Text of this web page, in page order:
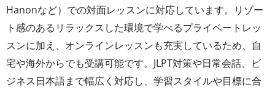
Hanonなど）での対面レッスンに対応しています。リゾー
ト感のあるリラックスした環境で学べるプライベートレッ
スンに加え、オンラインレッスンも充実しているため、自
宅や海外からでも受講可能です。JLPT対策や日常会話、ビ
ジネス日本語まで幅広く対応し、学習スタイルや目標に合